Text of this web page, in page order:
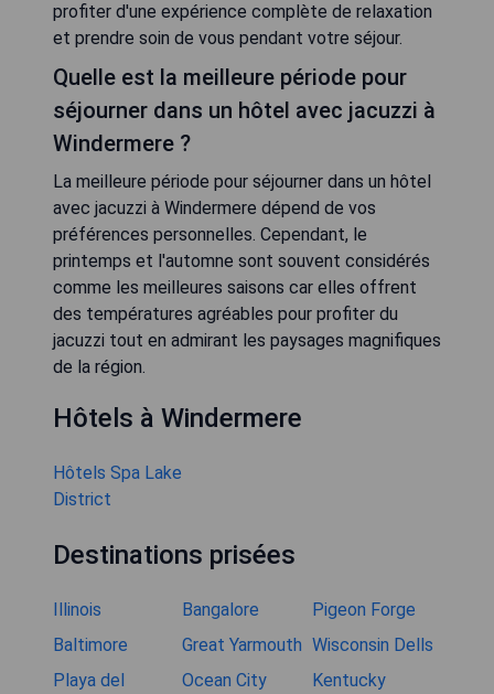
profiter d'une expérience complète de relaxation
et prendre soin de vous pendant votre séjour.
Quelle est la meilleure période pour
séjourner dans un hôtel avec jacuzzi à
Windermere ?
La meilleure période pour séjourner dans un hôtel
avec jacuzzi à Windermere dépend de vos
préférences personnelles. Cependant, le
printemps et l'automne sont souvent considérés
comme les meilleures saisons car elles offrent
des températures agréables pour profiter du
jacuzzi tout en admirant les paysages magnifiques
de la région.
Hôtels à Windermere
Hôtels Spa Lake
District
Destinations prisées
Illinois Bangalore
Pigeon Forge
Baltimore
Great Yarmouth Wisconsin Dells
Playa del
Ocean City Kentucky